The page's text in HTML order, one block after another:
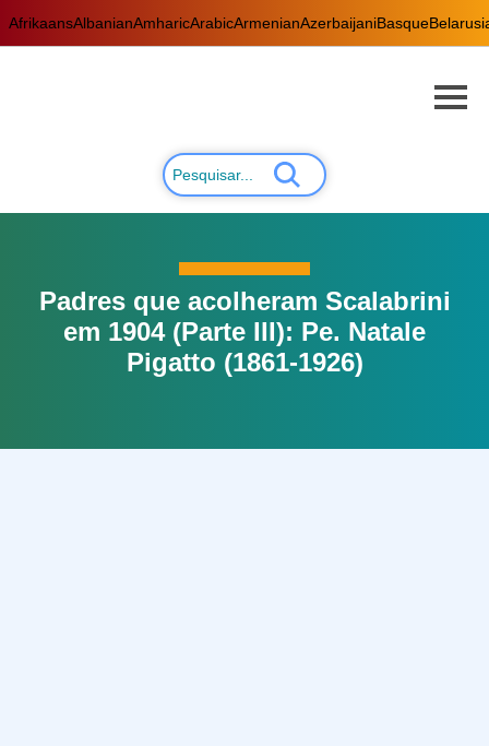
AfrikaansAlbanianAmharicArabicArmenianAzerbaijaniBasque
Padres que acolheram Scalabrini
em 1904 (Parte III): Pe. Natale
Pigatto (1861-1926)